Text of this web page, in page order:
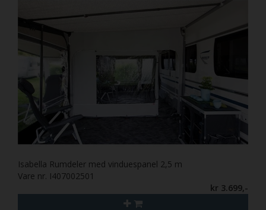
Isabella Rumdeler med vinduespanel 2,5 m
Vare nr. I407002501
kr 3.699,-